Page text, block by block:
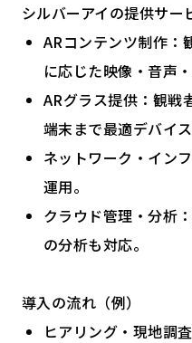
シルバーアイの提供サー
ARコンテンツ制作：
に応じた映像・音声
ARグラス提供：観戦
端末まで最適デバイス
ネットワーク・イン
運用。
クラウド管理・分析
の分析も対応。
導入の流れ（例）
ヒアリング・現地調査